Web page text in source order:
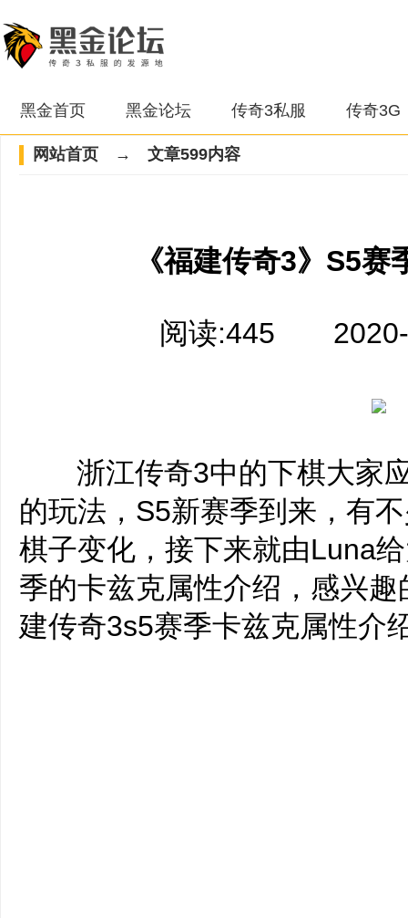
黑金首页 黑金论坛 传奇3私服 传奇3G
网站首页 → 文章599内容
《福建传奇3》S5
阅读:445 2020-
浙江传奇3中的下棋大家应
的玩法，S5新赛季到来，有
棋子变化，接下来就由Luna
季的卡兹克属性介绍，感兴
建传奇3s5赛季卡兹克属性介